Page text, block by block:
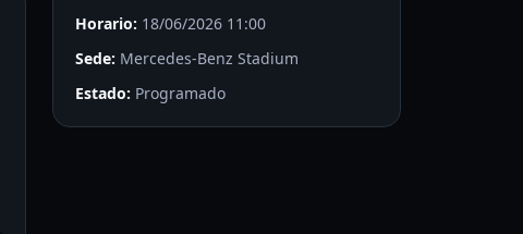
Horario: 18/06/2026 11:00
Sede: Mercedes-Benz Stadium
Estado: Programado